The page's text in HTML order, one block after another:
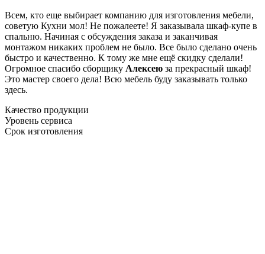
Всем, кто еще выбирает компанию для изготовления мебели,
советую Кухни мол! Не пожалеете! Я заказывала шкаф-купе в
спальню. Начиная с обсуждения заказа и заканчивая
монтажом никаких проблем не было. Все было сделано очень
быстро и качественно. К тому же мне ещё скидку сделали!
Огромное спасибо сборщику Алексею за прекрасный шкаф!
Это мастер своего дела! Всю мебель буду заказывать только
здесь.
Качество продукции
Уровень сервиса
Срок изготовления